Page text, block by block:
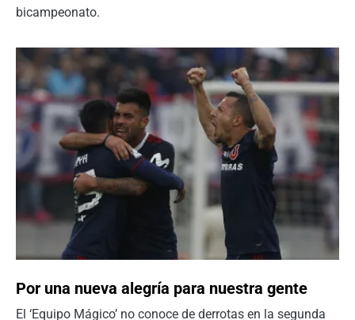
bicampeonato.
Por una nueva alegría para nuestra gente
El ‘Equipo Mágico’ no conoce de derrotas en la segunda